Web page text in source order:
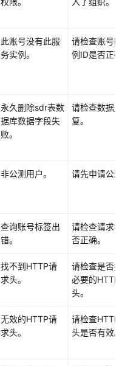
此账号没有此服
务实例。
请检查账号ID
例ID是否正确
永久删除sdr表数
据库数据字段失
败。
请检查数据是
复。
非公测用户。 请先申请公测
查询账号标签出
错。
请检查请求参
否正确。
找不到HTTP请
求头。
请检查是否携
必要的HTTP
头。
无效的HTTP请
求头。
请检查HTTP
头是否有效。